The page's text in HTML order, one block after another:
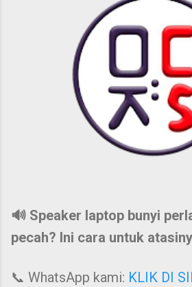
🔊 Speaker laptop bunyi
pecah? Ini cara untuk
📞 WhatsApp kami: KLIK DI